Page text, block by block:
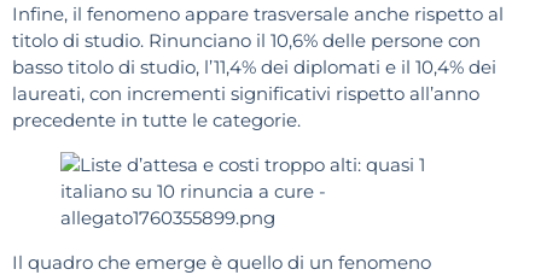
Infine, il fenomeno appare trasversale anche rispetto al
titolo di studio. Rinunciano il 10,6% delle persone con
basso titolo di studio, l’11,4% dei diplomati e il 10,4% dei
laureati, con incrementi significativi rispetto all’anno
precedente in tutte le categorie.
Il quadro che emerge è quello di un fenomeno